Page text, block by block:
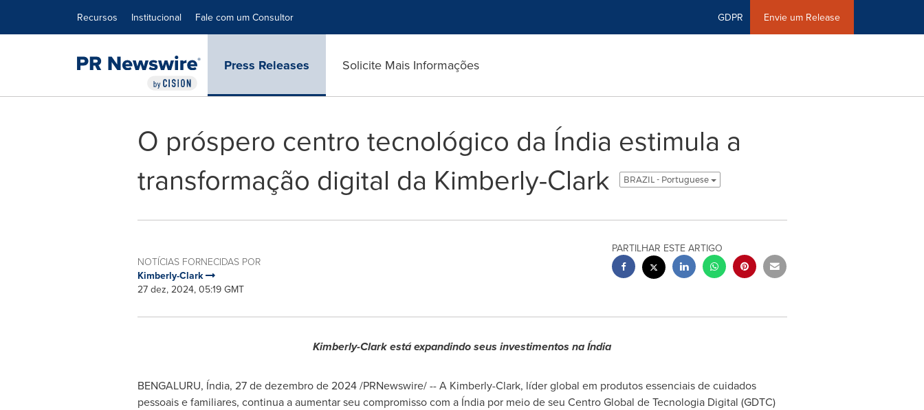
Recursos Institucional Fale com um Consultor GDPR Envie um Release
Press Releases Solicite Mais Informações
O próspero centro tecnológico da Índia estimula a
transformação digital da Kimberly-Clark
BRAZIL - Portuguese
NOTÍCIAS FORNECIDAS POR
Kimberly-Clark
27 dez, 2024, 05:19 GMT
PARTILHAR ESTE ARTIGO
Kimberly-Clark está expandindo seus investimentos na Índia
BENGALURU, Índia, 27 de dezembro de 2024/PRNewswire/ -- A Kimberly-Clark, líder global em produtos essenciais de cuidados
pessoais e familiares, continua a aumentar seu compromisso com a Índia por meio de seu Centro Global de Tecnologia Digital (GDTC)